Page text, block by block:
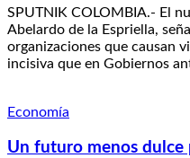
SPUTNIK COLOMBIA.- El
Abelardo de la Espriella,
organizaciones que causan
incisiva que en Gobiernos
Economía
Un futuro menos dulce